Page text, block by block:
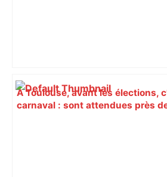
À Toulouse, avant les élections,
carnaval : sont attendues près